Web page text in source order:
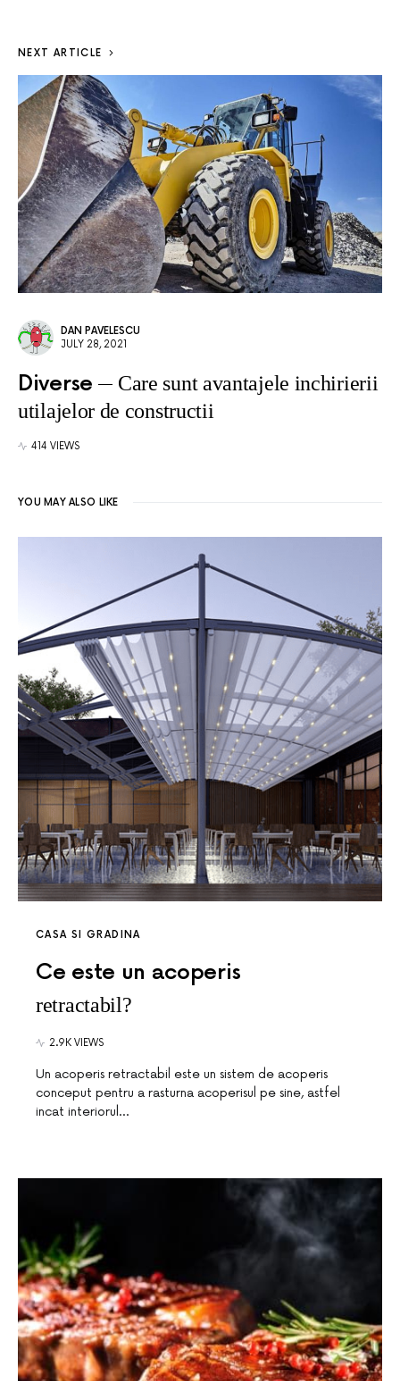
NEXT ARTICLE
DAN PAVELESCU
JULY 28, 2021
Diverse
Care sunt avantajele inchirierii
utilajelor de constructii
414 VIEWS
YOU MAY ALSO LIKE
CASA SI GRADINA
Ce este un acoperis
retractabil?
2.9K VIEWS
Un acoperis retractabil este un sistem de acoperis
conceput pentru a rasturna acoperisul pe sine, astfel
incat interiorul…